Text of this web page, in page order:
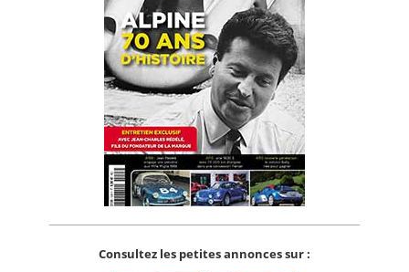
Consultez les petites annonces sur :